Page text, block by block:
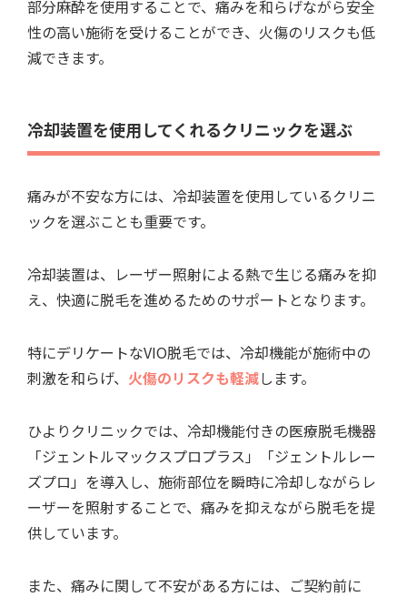
部分麻酔を使用することで、痛みを和らげながら安全
性の高い施術を受けることができ、火傷のリスクも低
減できます。
冷却装置を使用してくれるクリニックを選ぶ
痛みが不安な方には、冷却装置を使用しているクリニ
ックを選ぶことも重要です。
冷却装置は、レーザー照射による熱で生じる痛みを抑
え、快適に脱毛を進めるためのサポートとなります。
特にデリケートなVIO脱毛では、冷却機能が施術中の
刺激を和らげ、 火傷のリスクも軽減します。
ひよりクリニックでは、冷却機能付きの医療脱毛機器
「ジェントルマックスプロプラス」「ジェントルレー
ズプロ」を導入し、施術部位を瞬時に冷却しながらレ
ーザーを照射することで、痛みを抑えながら脱毛を提
供しています。
また、痛みに関して不安がある方には、ご契約前に